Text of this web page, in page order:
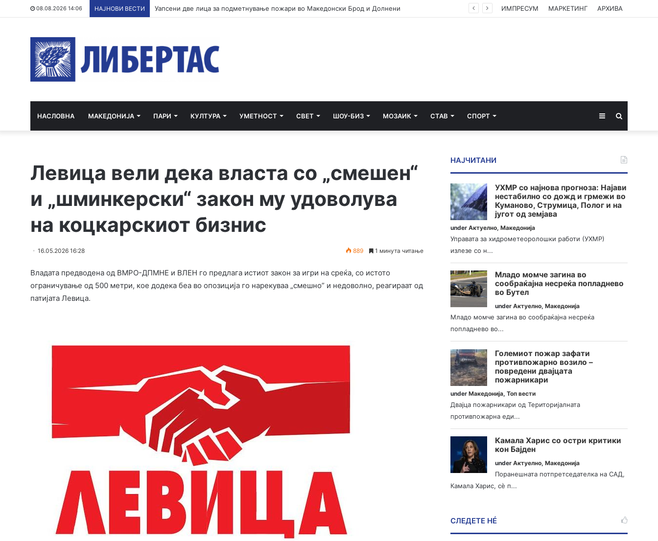
08.08.2026 14:06 НАЈНОВИ ВЕСТИ ВМРО-ДПМНЕ: СДСМ сам си призна дека насилници учествувале во инцидентот во Ново Село ИМПРЕСУМ МАРКЕТИНГ АРХИВА
НАСЛОВНА МАКЕДОНИЈА ПАРИ КУЛТУРА УМЕТНОСТ СВЕТ ШОУ-БИЗ МОЗАИК СТАВ СПОРТ Sidebar
Левица вели дека власта со „смешен“
и „шминкерски“ закон му удоволува
на коцкарскиот бизнис
16.05.2026 16:28 889 1 минута читање
Владата предводена од ВМРО-ДПМНЕ и ВЛЕН го предлага истиот закон за игри на среќа, со истото
ограничување од 500 метри, кое додека беа во опозиција го нарекуваа „смешно” и недоволно, реагираат од
патијата Левица.
НАЈЧИТАНИ
УХМР со најнова прогноза: Најави
нестабилно со дожд и грмежи во
Куманово, Струмица, Полог и на
југот од земјава
underАктуелно,Македонија
Управата за хидрометеоролошки работи (УХМР)
излезе со н...
Младо момче загина во
сообраќајна несреќа попладнево
во Бутел
underАктуелно,Македонија
Младо момче загина во сообраќајна несреќа
попладнево во...
Големиот пожар зафати
противпожарно возило –
повредени двајцата
пожарникари
underМакедонија,Топ вести
Двајца пожарникари од Територијалната
противпожарна еди...
Камала Харис со остри критики
кон Бајден
underАктуелно,Македонија
Поранешната потпретседателка на САД,
Камала Харис, сè п...
СЛЕДЕТЕ НÉ